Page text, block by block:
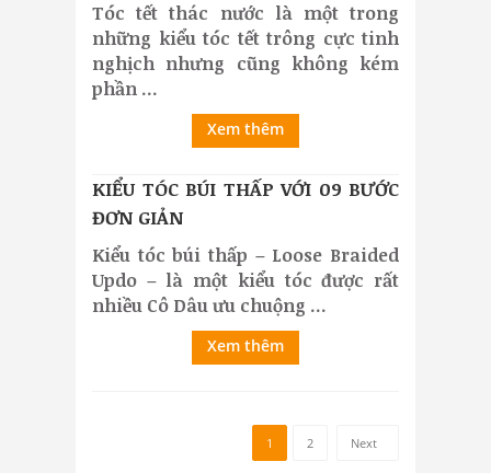
Tóc tết thác nước là một trong
những kiểu tóc tết trông cực tinh
nghịch nhưng cũng không kém
phần ...
Xem thêm
KIỂU TÓC BÚI THẤP VỚI 09 BƯỚC
ĐƠN GIẢN
Kiểu tóc búi thấp – Loose Braided
Updo – là một kiểu tóc được rất
nhiều Cô Dâu ưu chuộng ...
Xem thêm
1 2 Next